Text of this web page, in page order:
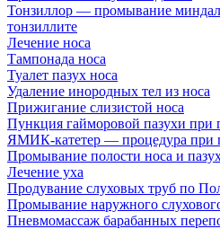
Тонзиллор — промывание
тонзиллите
Лечение носа
Тампонада носа
Туалет пазух носа
Удаление инородных тел из носа
Прижигание слизистой носа
Пункция гайморовой пазухи при
ЯМИК-катетер — процедура при
Промывание полости носа и
Лечение уха
Продувание слуховых труб по
Промывание наружного
Пневмомассаж барабанных